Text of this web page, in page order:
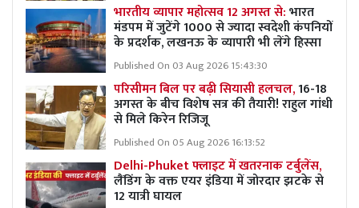
भारतीय व्यापार महोत्सव 12 अगस्त से:भारत
मंडपम में जुटेंगे 1000 से ज्यादा स्वदेशी कंपनियों
के प्रदर्शक, लखनऊ के व्यापारी भी लेंगे हिस्सा
Published On 03 Aug 2026 15:43:30
परिसीमन बिल पर बढ़ी सियासी हलचल,16-18
अगस्त के बीच विशेष सत्र की तैयारी! राहुल गांधी
से मिले किरेन रिजिजू
Published On 05 Aug 2026 16:13:52
Delhi-Phuket फ्लाइट में खतरनाक टर्बुलेंस,
लैंडिंग के वक्त एयर इंडिया में जोरदार झटके से
12 यात्री घायल